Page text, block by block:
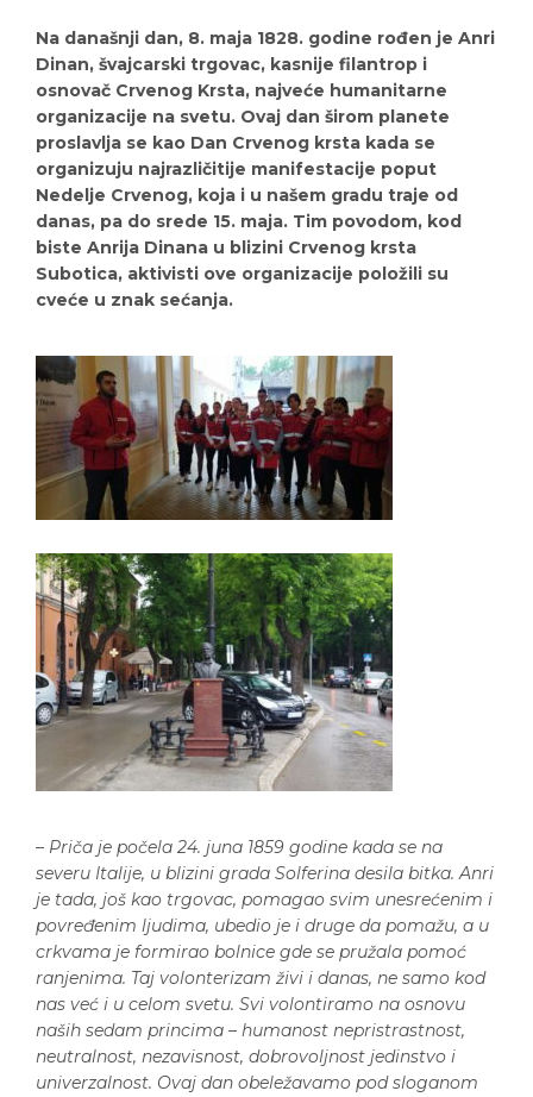
Na današnji dan, 8. maja 1828. godine rođen je Anri
Dinan, švajcarski trgovac, kasnije filantrop i
osnovač Crvenog Krsta, najveće humanitarne
organizacije na svetu. Ovaj dan širom planete
proslavlja se kao Dan Crvenog krsta kada se
organizuju najrazličitije manifestacije poput
Nedelje Crvenog, koja i u našem gradu traje od
danas, pa do srede 15. maja. Tim povodom, kod
biste Anrija Dinana u blizini Crvenog krsta
Subotica, aktivisti ove organizacije položili su
cveće u znak sećanja.
– Priča je počela 24. juna 1859 godine kada se na
severu Italije, u blizini grada Solferina desila bitka. Anri
je tada, još kao trgovac, pomagao svim unesrećenim i
povređenim ljudima, ubedio je i druge da pomažu, a u
crkvama je formirao bolnice gde se pružala pomoć
ranjenima. Taj volonterizam živi i danas, ne samo kod
nas već i u celom svetu. Svi volontiramo na osnovu
naših sedam princima – humanost nepristrastnost,
neutralnost, nezavisnost, dobrovoljnost jedinstvo i
univerzalnost. Ovaj dan obeležavamo pod sloganom